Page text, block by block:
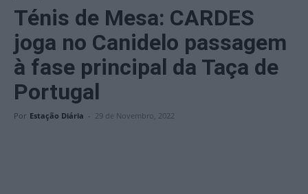
Ténis de Mesa: CARDES
joga no Canidelo passagem
à fase principal da Taça de
Portugal
Por Estação Diária - 29 de Novembro, 2022